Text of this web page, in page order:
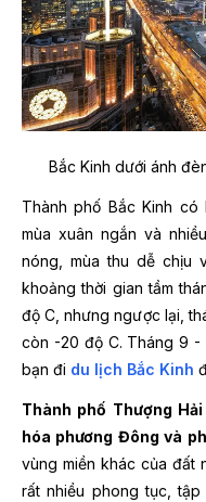
Bắc Kinh dưới ánh
Thành phố Bắc Kinh có
mùa xuân ngắn và
nóng, mùa thu dễ chịu
khoảng thời gian tầm
độ C, nhưng ngược lại,
còn -20 độ C. Tháng 9 -
bạn đi du lịch Bắc Kinh
Thành phố Thượng Hải
hóa phương Đông và
vùng miền khác của đất
rất nhiều phong tục,